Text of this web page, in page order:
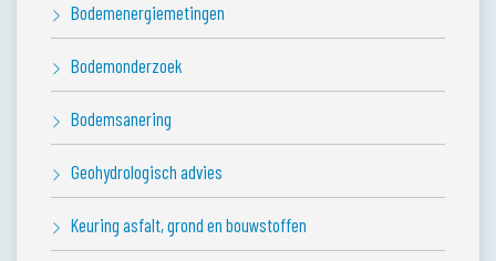
Bodemenergiemetingen
Bodemonderzoek
Bodemsanering
Geohydrologisch advies
Keuring asfalt, grond en bouwstoffen